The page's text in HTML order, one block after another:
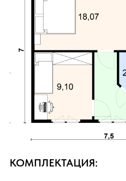
КОМПЛЕКТАЦИЯ: